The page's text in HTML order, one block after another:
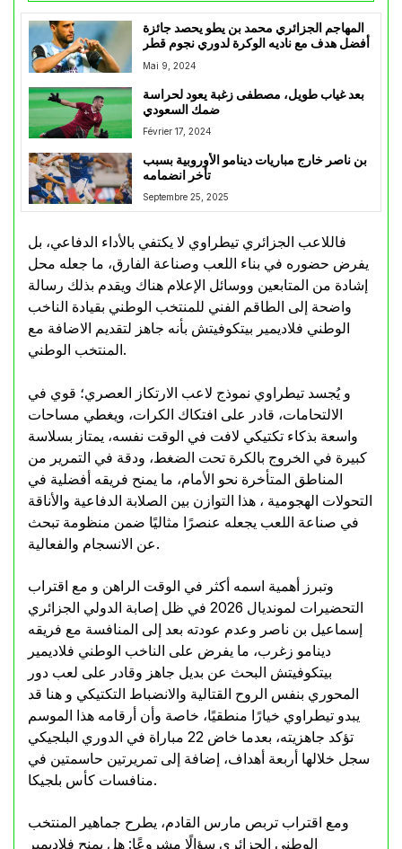
المهاجم الجزائري محمد بن يطو يحصد جائزة
أفضل هدف مع ناديه الوكرة لدوري نجوم قطر
Mai 9, 2024
بعد غياب طويل، مصطفى زغبة يعود لحراسة
ضمك السعودي
Février 17, 2024
بن ناصر خارج مباريات دينامو الأوروبية بسبب
تأخر انضمامه
Septembre 25, 2025
فاللاعب الجزائري تيطراوي لا يكتفي بالأداء الدفاعي، بل
يفرض حضوره في بناء اللعب وصناعة الفارق، ما جعله محل
إشادة من المتابعين ووسائل الإعلام هناك ويقدم بذلك رسالة
واضحة إلى الطاقم الفني للمنتخب الوطني بقيادة الناخب
الوطني فلاديمير بيتكوفيتش بأنه جاهز لتقديم الاضافة مع
المنتخب الوطني.
و يُجسد تيطراوي نموذج لاعب الارتكاز العصري؛ قوي في
الالتحامات، قادر على افتكاك الكرات، ويغطي مساحات
واسعة بذكاء تكتيكي لافت في الوقت نفسه، يمتاز بسلاسة
كبيرة في الخروج بالكرة تحت الضغط، ودقة في التمرير من
المناطق المتأخرة نحو الأمام، ما يمنح فريقه أفضلية في
التحولات الهجومية ، هذا التوازن بين الصلابة الدفاعية والأناقة
في صناعة اللعب يجعله عنصرًا مثاليًا ضمن منظومة تبحث
عن الانسجام والفعالية.
وتبرز أهمية اسمه أكثر في الوقت الراهن و مع اقتراب
التحضيرات لمونديال 2026 في ظل إصابة الدولي الجزائري
إسماعيل بن ناصر وعدم عودته بعد إلى المنافسة مع فريقه
دينامو زغرب، ما يفرض على الناخب الوطني فلاديمير
بيتكوفيتش البحث عن بديل جاهز وقادر على لعب دور
المحوري بنفس الروح القتالية والانضباط التكتيكي و هنا قد
يبدو تيطراوي خيارًا منطقيًا، خاصة وأن أرقامه هذا الموسم
تؤكد جاهزيته، بعدما خاض 22 مباراة في الدوري البلجيكي
سجل خلالها أربعة أهداف، إضافة إلى تمريرتين حاسمتين في
منافسات كأس بلجيكا.
ومع اقتراب تربص مارس القادم، يطرح جماهير المنتخب
الوطني الجزائري سؤالًا مشروعًا: هل يمنح فلاديمير